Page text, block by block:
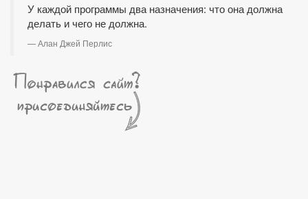
У каждой программы два назначения: что она должна
делать и чего не должна.
Алан Джей Перлис